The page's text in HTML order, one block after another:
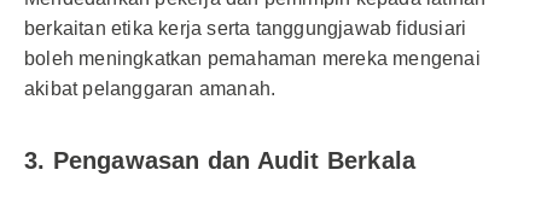
berkaitan etika kerja serta tanggungjawab fidusiari
boleh meningkatkan pemahaman mereka mengenai
akibat pelanggaran amanah.
3. Pengawasan dan Audit Berkala